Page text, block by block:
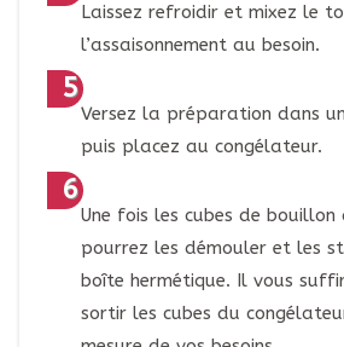
Laissez refroidir et mixez le
l’assaisonnement au besoin.
Versez la préparation dans
puis placez au congélateur.
Une fois les cubes de bouillon
pourrez les démouler et les
boîte hermétique. Il vous
sortir les cubes du